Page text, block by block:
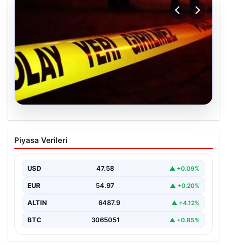
04.08.2026
Ceyhan’daki Cinayet 4 Yıl Sonra
Aydınlatıldı: 5 Kişi Gözaltında
uzun süredir çözülemeyen silahlı cinayet olayı,
kapsamlı…
Piyasa Verileri
USD 47.58 ▲ +0.09%
EUR 54.97 ▲ +0.20%
ALTIN 6487.9 ▲ +4.12%
BTC 3065051 ▲ +0.85%